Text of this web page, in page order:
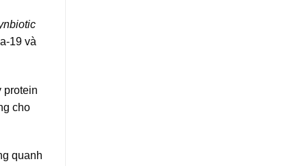
19 và
protein
cho
quanh